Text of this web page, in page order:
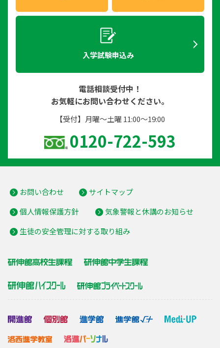
入学試験申込み
電話相談受付中！
お気軽にお問い合わせください。
【受付】月曜〜土曜 11:00〜19:00
0120-722-593
お問い合わせ
サイトマップ
個人情報保護方針
気象警報と休講のお知らせ
生徒の安全管理に対する取り組み